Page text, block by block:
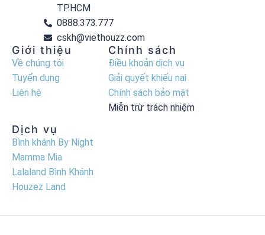
TP.HCM
0888.373.777
cskh@viethouzz.com
Giới thiệu
Về chúng tôi
Tuyển dụng
Liên hệ
Chính sách
Điều khoản dịch vụ
Giải quyết khiếu nại
Chính sách bảo mật
Miễn trừ trách nhiệm
Dịch vụ
Bình khánh By Night
Mamma Mia
Lalaland Bình Khánh
Houzez Land